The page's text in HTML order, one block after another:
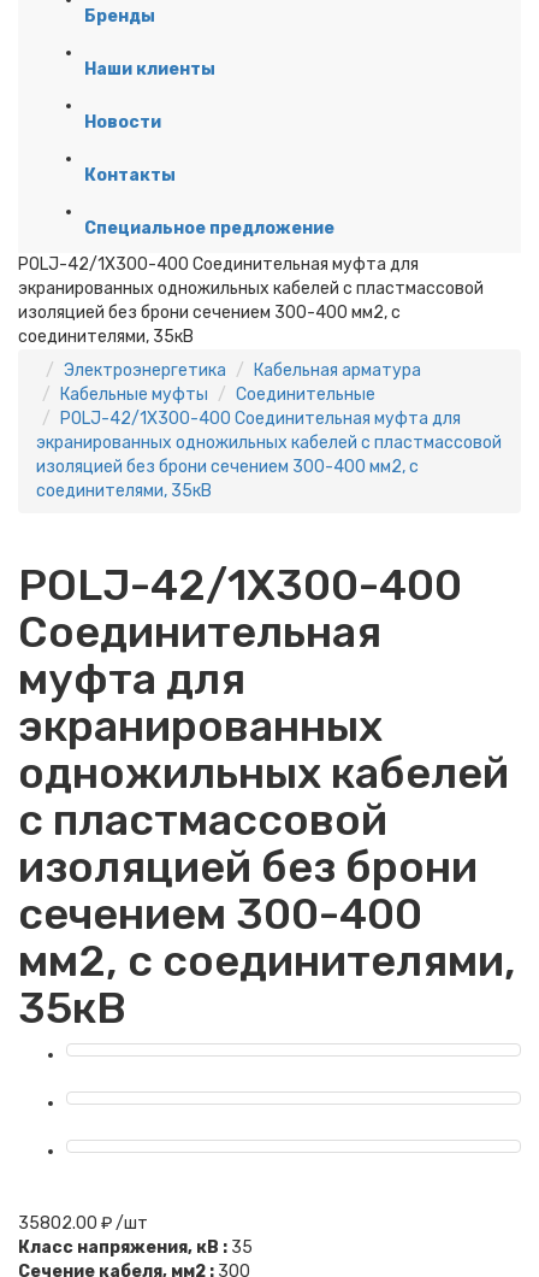
Бренды
Наши клиенты
Новости
Контакты
Специальное предложение
POLJ-42/1X300-400 Соединительная муфта для
экранированных одножильных кабелей с пластмассовой
изоляцией без брони сечением 300-400 мм2, с
соединителями, 35кВ
Электроэнергетика
Кабельная арматура
Кабельные муфты
Соединительные
POLJ-42/1X300-400 Соединительная муфта для
экранированных одножильных кабелей с пластмассовой
изоляцией без брони сечением 300-400 мм2, с
соединителями, 35кВ
POLJ-42/1X300-400
Соединительная
муфта для
экранированных
одножильных кабелей
с пластмассовой
изоляцией без брони
сечением 300-400
мм2, с соединителями,
35кВ
35802.00 ₽ /шт
Класс напряжения, кВ : 35
Сечение кабеля, мм2 : 300